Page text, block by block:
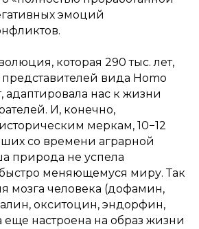
эмоций
которая 290 тыс. лет,
вида Homo
адаптировала нас к жизни
И, конечно,
меркам, 10−12
со времени аграрной
природа не успела
меняющемуся миру. Так
мозга человека (дофамин,
окситоцин, эндорфин,
еще настроена на образ жизни